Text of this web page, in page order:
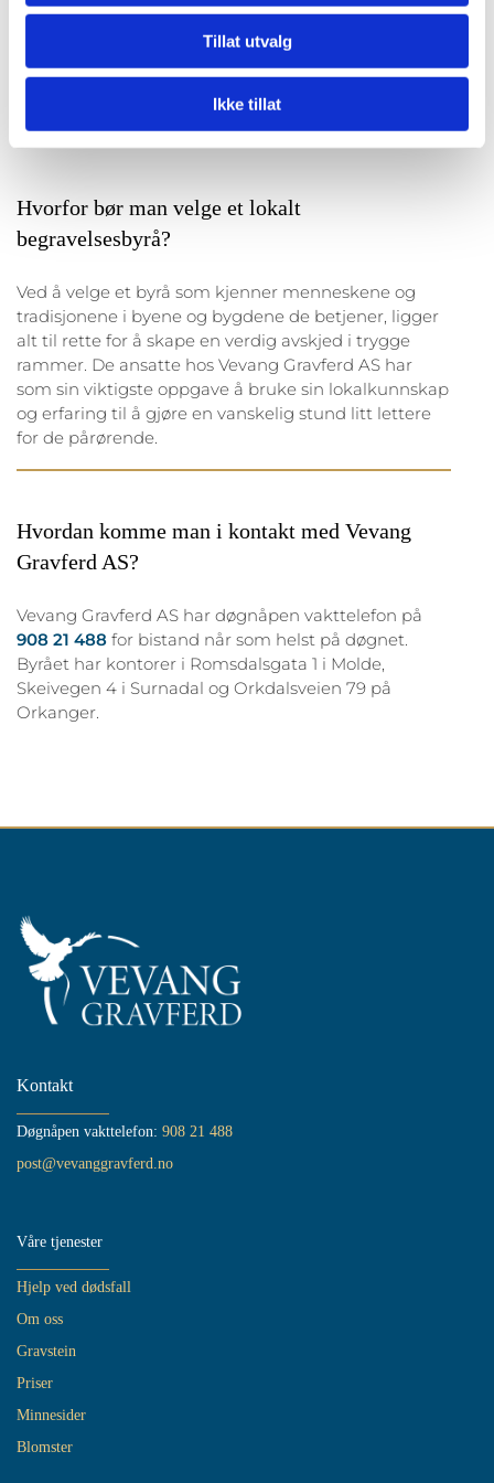
Tillat utvalg
Ikke tillat
siden starten i 1978 bygget et byrå tuftet på tillit og
personlig oppfølging gjennom flere generasjoner. I
dag drives byrået av ekteparet Ragnhild og Bjørn
erfarne konsulenter og assistenter
Hvorfor bør man velge et lokalt
begravelsesbyrå?
Ved å velge et byrå som kjenner menneskene og
tradisjonene i byene og bygdene de betjener, ligger
alt til rette for å skape en verdig avskjed i trygge
rammer. De ansatte hos Vevang Gravferd AS har
som sin viktigste oppgave å bruke sin lokalkunnskap
og erfaring til å gjøre en vanskelig stund litt lettere
for de pårørende.
Hvordan komme man i kontakt med Vevang
Gravferd AS?
Vevang Gravferd AS har døgnåpen vakttelefon på
908 21 488 for bistand når som helst på døgnet.
Byrået har kontorer i Romsdalsgata 1 i Molde,
Skeivegen 4 i Surnadal og Orkdalsveien 79 på
Orkanger.
Kontakt
Døgnåpen vakttelefon: 908 21 488
post@vevanggravferd.no
Våre tjenester
Hjelp ved dødsfall
Om oss
Gravstein
Priser
Minnesider
Blomster